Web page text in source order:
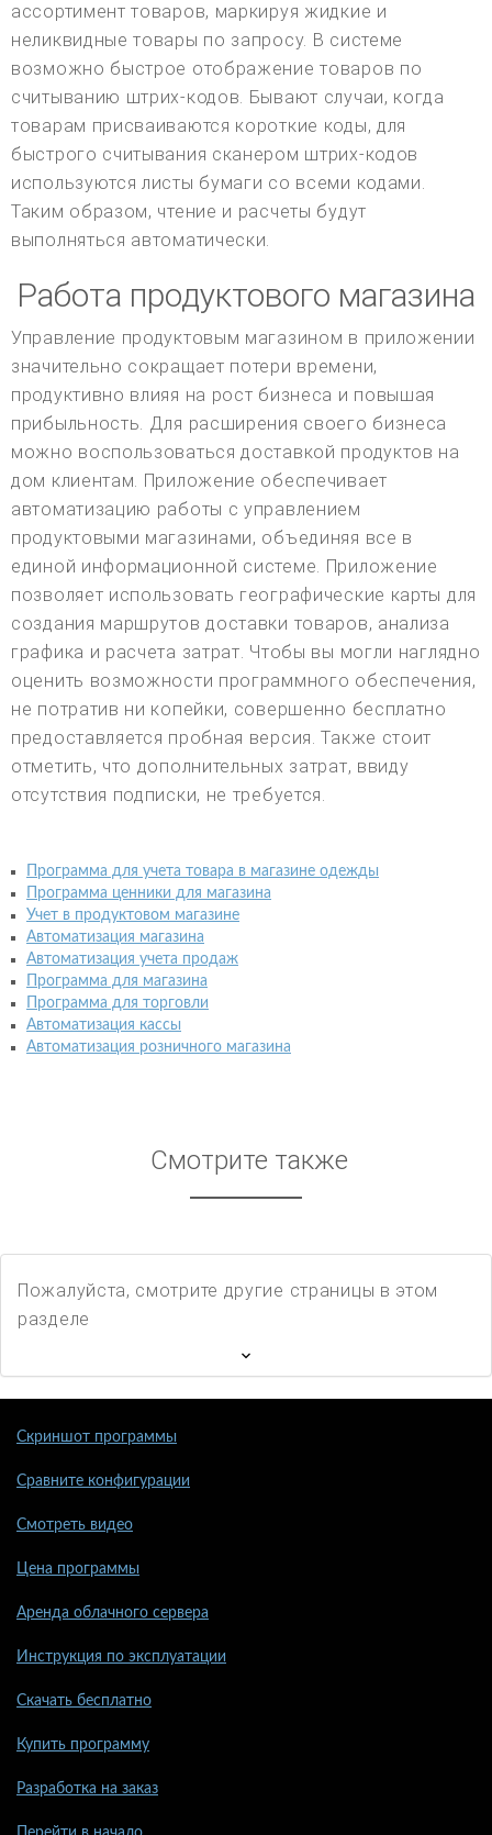
ассортимент товаров, маркируя жидкие и
неликвидные товары по запросу. В системе
возможно быстрое отображение товаров по
считыванию штрих-кодов. Бывают случаи, когда
товарам присваиваются короткие коды, для
быстрого считывания сканером штрих-кодов
используются листы бумаги со всеми кодами.
Таким образом, чтение и расчеты будут
выполняться автоматически.
Работа продуктового магазина
Управление продуктовым магазином в приложении
значительно сокращает потери времени,
продуктивно влияя на рост бизнеса и повышая
прибыльность. Для расширения своего бизнеса
можно воспользоваться доставкой продуктов на
дом клиентам. Приложение обеспечивает
автоматизацию работы с управлением
продуктовыми магазинами, объединяя все в
единой информационной системе. Приложение
позволяет использовать географические карты для
создания маршрутов доставки товаров, анализа
графика и расчета затрат. Чтобы вы могли наглядно
оценить возможности программного обеспечения,
не потратив ни копейки, совершенно бесплатно
предоставляется пробная версия. Также стоит
отметить, что дополнительных затрат, ввиду
отсутствия подписки, не требуется.
Программа для учета товара в магазине одежды
Программа ценники для магазина
Учет в продуктовом магазине
Автоматизация магазина
Автоматизация учета продаж
Программа для магазина
Программа для торговли
Автоматизация кассы
Автоматизация розничного магазина
Смотрите также
Пожалуйста, смотрите другие страницы в этом
разделе
Скриншот программы
Сравните конфигурации
Смотреть видео
Цена программы
Аренда облачного сервера
Инструкция по эксплуатации
Скачать бесплатно
Купить программу
Разработка на заказ